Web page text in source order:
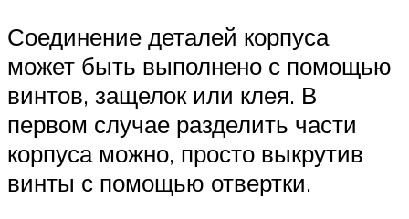
Соединение деталей корпуса
может быть выполнено с помощью
винтов, защелок или клея. В
первом случае разделить части
корпуса можно, просто выкрутив
винты с помощью отвертки.